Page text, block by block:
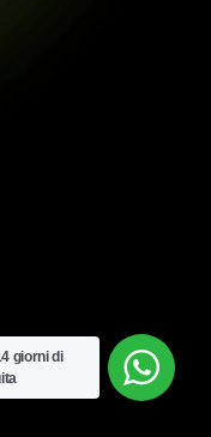
giorni di